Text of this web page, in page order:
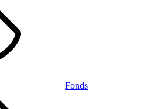
Fonds